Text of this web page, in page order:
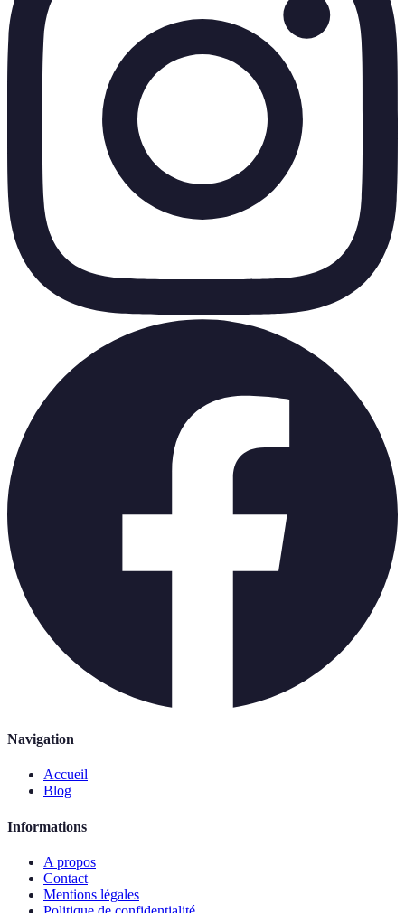
Navigation
Accueil
Blog
Informations
A propos
Contact
Mentions légales